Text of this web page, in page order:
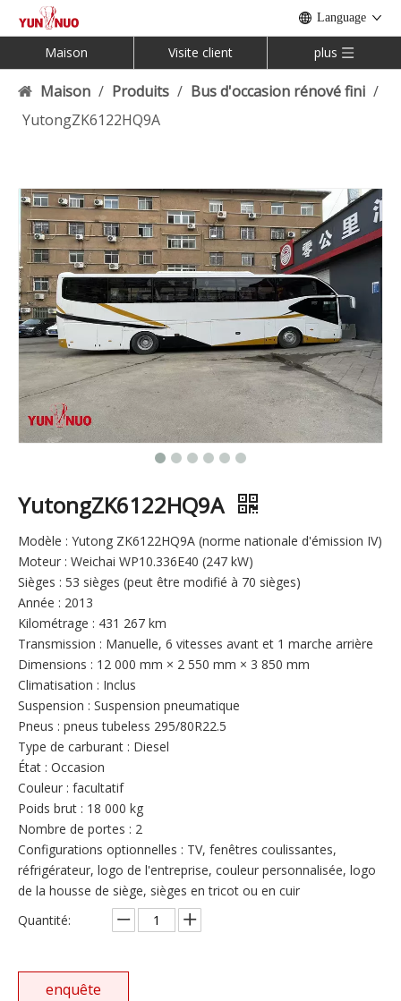
Language
Maison Visite client plus
Maison / Produits / Bus d'occasion rénové fini /
YutongZK6122HQ9A
YutongZK6122HQ9A
Modèle : Yutong ZK6122HQ9A (norme nationale d'émission IV)
Moteur : Weichai WP10.336E40 (247 kW)
Sièges : 53 sièges (peut être modifié à 70 sièges)
Année : 2013
Kilométrage : 431 267 km
Transmission : Manuelle, 6 vitesses avant et 1 marche arrière
Dimensions : 12 000 mm × 2 550 mm × 3 850 mm
Climatisation : Inclus
Suspension : Suspension pneumatique
Pneus : pneus tubeless 295/80R22.5
Type de carburant : Diesel
État : Occasion
Couleur : facultatif
Poids brut : 18 000 kg
Nombre de portes : 2
Configurations optionnelles : TV, fenêtres coulissantes,
réfrigérateur, logo de l'entreprise, couleur personnalisée, logo
de la housse de siège, sièges en tricot ou en cuir
Quantité:
enquête